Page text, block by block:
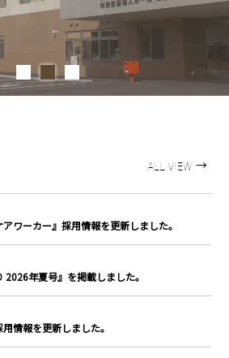
ー
Home お
ブ
グ
Blog広
誌
ALL VIEW →
ワーカー』採用情報を更新しました。
2026年夏号』を掲載しました。
情報を更新しました。